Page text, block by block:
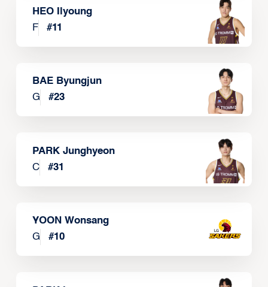
HEO Ilyoung
F
#11
BAE Byungjun
G
#23
PARK Junghyeon
C
#31
YOON Wonsang
G
#10